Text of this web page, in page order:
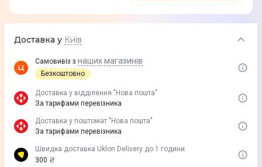
Доставка у Київ
Самовивіз з наших магазинів
Безкоштовно
Доставка у вiддiлення "Нова пошта"
За тарифами перевізника
Доставка у поштомат "Нова пошта"
За тарифами перевізника
Швидка доставка Uklon Delivery до 1 години
300 ₴